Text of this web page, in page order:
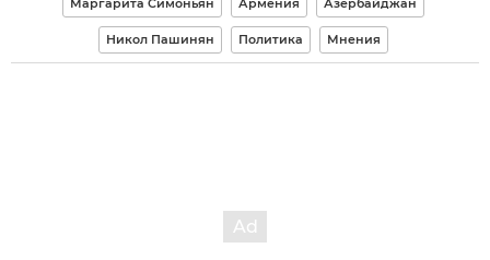
Никол Пашинян Политика Мнения